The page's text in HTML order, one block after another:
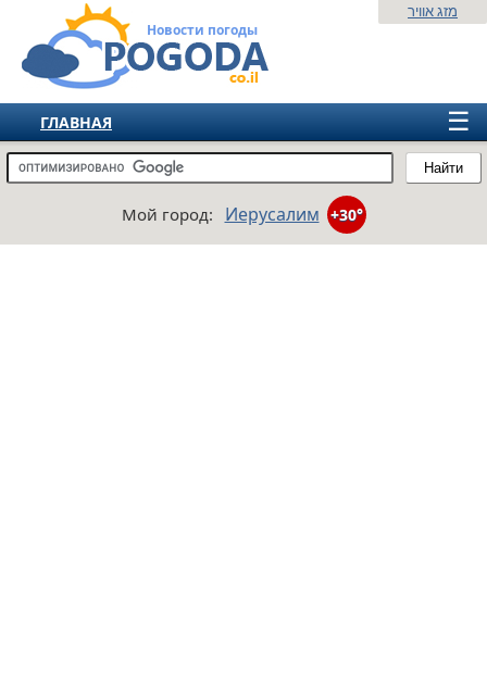
Новости погоды
Найти
מזג אוויר
☰
ГЛАВНАЯ
ИЗРАИЛЬ
ЕВРОПА
Мой город: Иерусалим +30°